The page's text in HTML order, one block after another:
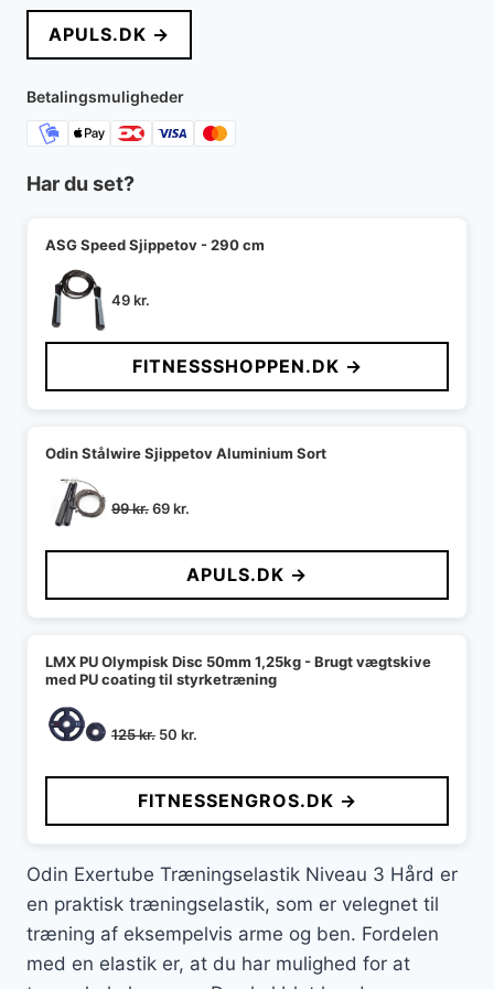
pris
var:
129 kr..
pris
er:
64 kr..
APULS.DK →
Betalingsmuligheder
Har du set?
ASG Speed Sjippetov - 290 cm
49kr.
FITNESSSHOPPEN.DK →
Odin Stålwire Sjippetov Aluminium Sort
99kr.Den
pris
99 kr..
69kr.
pris
er:
69 kr..
APULS.DK →
LMX PU Olympisk Disc 50mm 1,25kg - Brugt vægtskive
med PU coating til styrketræning
125kr. Den
pris
var:
125 kr..
50 kr.
pris
er:
50 kr..
FITNESSENGROS.DK →
Odin Exertube Træningselastik Niveau 3 Hård er
en praktisk træningselastik, som er velegnet til
træning af eksempelvis arme og ben. Fordelen
med en elastik er, at du har mulighed for at